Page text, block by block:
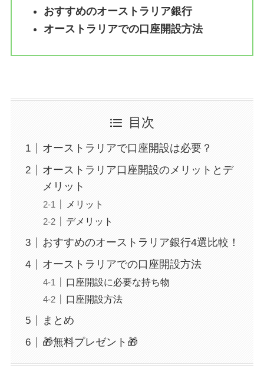
おすすめのオーストラリア銀行
オーストラリアでの口座開設方法
目次
オーストラリアで口座開設は必要？
オーストラリア口座開設のメリットとデ
メリット
メリット
デメリット
おすすめのオーストラリア銀行4選比較！
オーストラリアでの口座開設方法
口座開設に必要な持ち物
口座開設方法
まとめ
🎁無料プレゼント🎁